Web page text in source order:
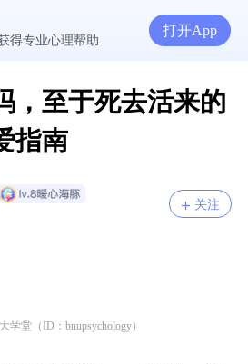
得专业心理帮助
一被忽视就焦虑？用自我对话给自己安全感
打开App
，至于死去活来的
指南
关注
堂（ID：bnupsychology）